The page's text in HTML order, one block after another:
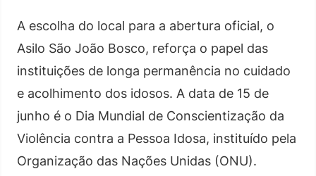
A escolha do local para a abertura oficial, o
Asilo São João Bosco, reforça o papel das
instituições de longa permanência no cuidado
e acolhimento dos idosos. A data de 15 de
junho é o Dia Mundial de Conscientização da
Violência contra a Pessoa Idosa, instituído pela
Organização das Nações Unidas (ONU).